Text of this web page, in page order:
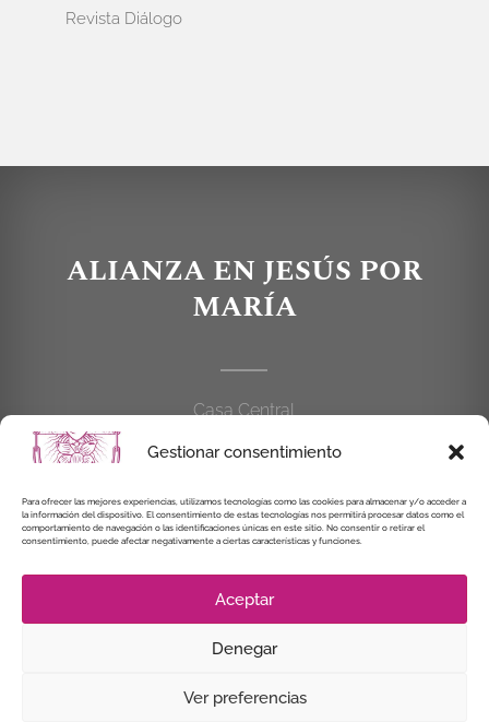
Gestionar consentimiento
Para ofrecer las mejores experiencias, utilizamos tecnologías como las cookies para almacenar y/o acceder a
la información del dispositivo. El consentimiento de estas tecnologías nos permitirá procesar datos como el
comportamiento de navegación o las identificaciones únicas en este sitio. No consentir o retirar el
consentimiento, puede afectar negativamente a ciertas características y funciones.
Aceptar
Denegar
Ver preferencias
Revista Diálogo
ALIANZA EN JESÚS POR
MARÍA
Casa Central
C/Cardenal Cisneros, 55
914 462 114
alianzaenjesuspormaria@gmail.com